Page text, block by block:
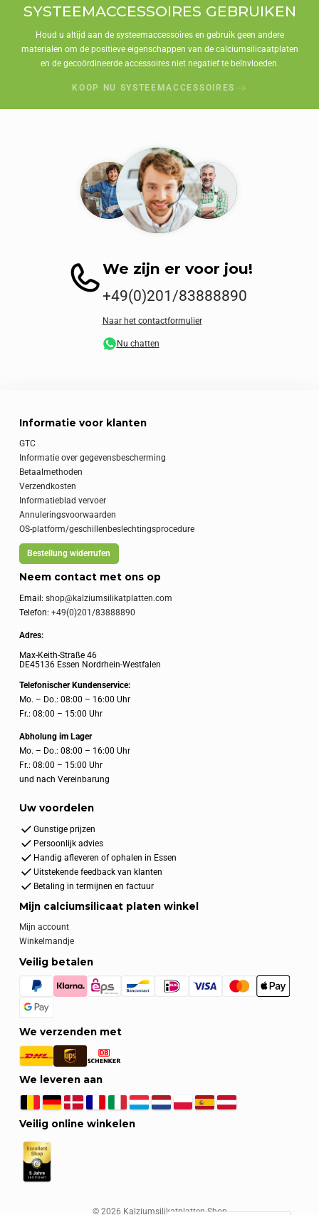
SYSTEEMACCESSOIRES GEBRUIKEN
Houd u altijd aan de systeemaccessoires en gebruik geen andere
materialen om de positieve eigenschappen van de calciumsilicaatplaten
en de gecoördineerde accessoires niet negatief te beïnvloeden.
KOOP NU SYSTEEMACCESSOIRES
We zijn er voor jou!
+49(0)201/83888890
Naar het contactformulier
Nu chatten
Informatie voor klanten
GTC
Informatie over gegevensbescherming
Betaalmethoden
Verzendkosten
Informatieblad vervoer
Annuleringsvoorwaarden
OS-platform/geschillenbeslechtingsprocedure
Bestellung widerrufen
Neem contact met ons op
Email:shop@kalziumsilikatplatten.com
Telefon:+49(0)201/83888890
Adres:
Max-Keith-Straße 46
DE45136 Essen Nordrhein-Westfalen
Telefonischer Kundenservice:
Mo. – Do.: 08:00 – 16:00 Uhr
Fr.: 08:00 – 15:00 Uhr
Abholung im Lager
Mo. – Do.: 08:00 – 16:00 Uhr
Fr.: 08:00 – 15:00 Uhr
und nach Vereinbarung
Uw voordelen
Gunstige prijzen
Persoonlijk advies
Handig afleveren of ophalen in Essen
Uitstekende feedback van klanten
Betaling in termijnen en factuur
Mijn calciumsilicaat platen winkel
Mijn account
Winkelmandje
Veilig betalen
We verzenden met
We leveren aan
Veilig online winkelen
© 2026 Kalziumsilikatplatten-Shop